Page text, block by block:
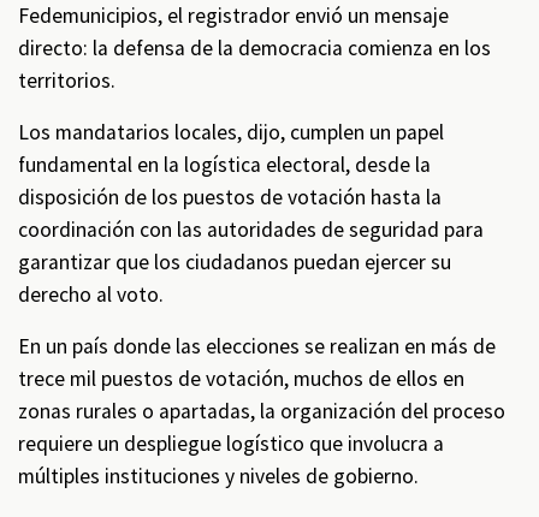
Fedemunicipios, el registrador envió un mensaje
directo: la defensa de la democracia comienza en los
territorios.
Los mandatarios locales, dijo, cumplen un papel
fundamental en la logística electoral, desde la
disposición de los puestos de votación hasta la
coordinación con las autoridades de seguridad para
garantizar que los ciudadanos puedan ejercer su
derecho al voto.
En un país donde las elecciones se realizan en más de
trece mil puestos de votación, muchos de ellos en
zonas rurales o apartadas, la organización del proceso
requiere un despliegue logístico que involucra a
múltiples instituciones y niveles de gobierno.